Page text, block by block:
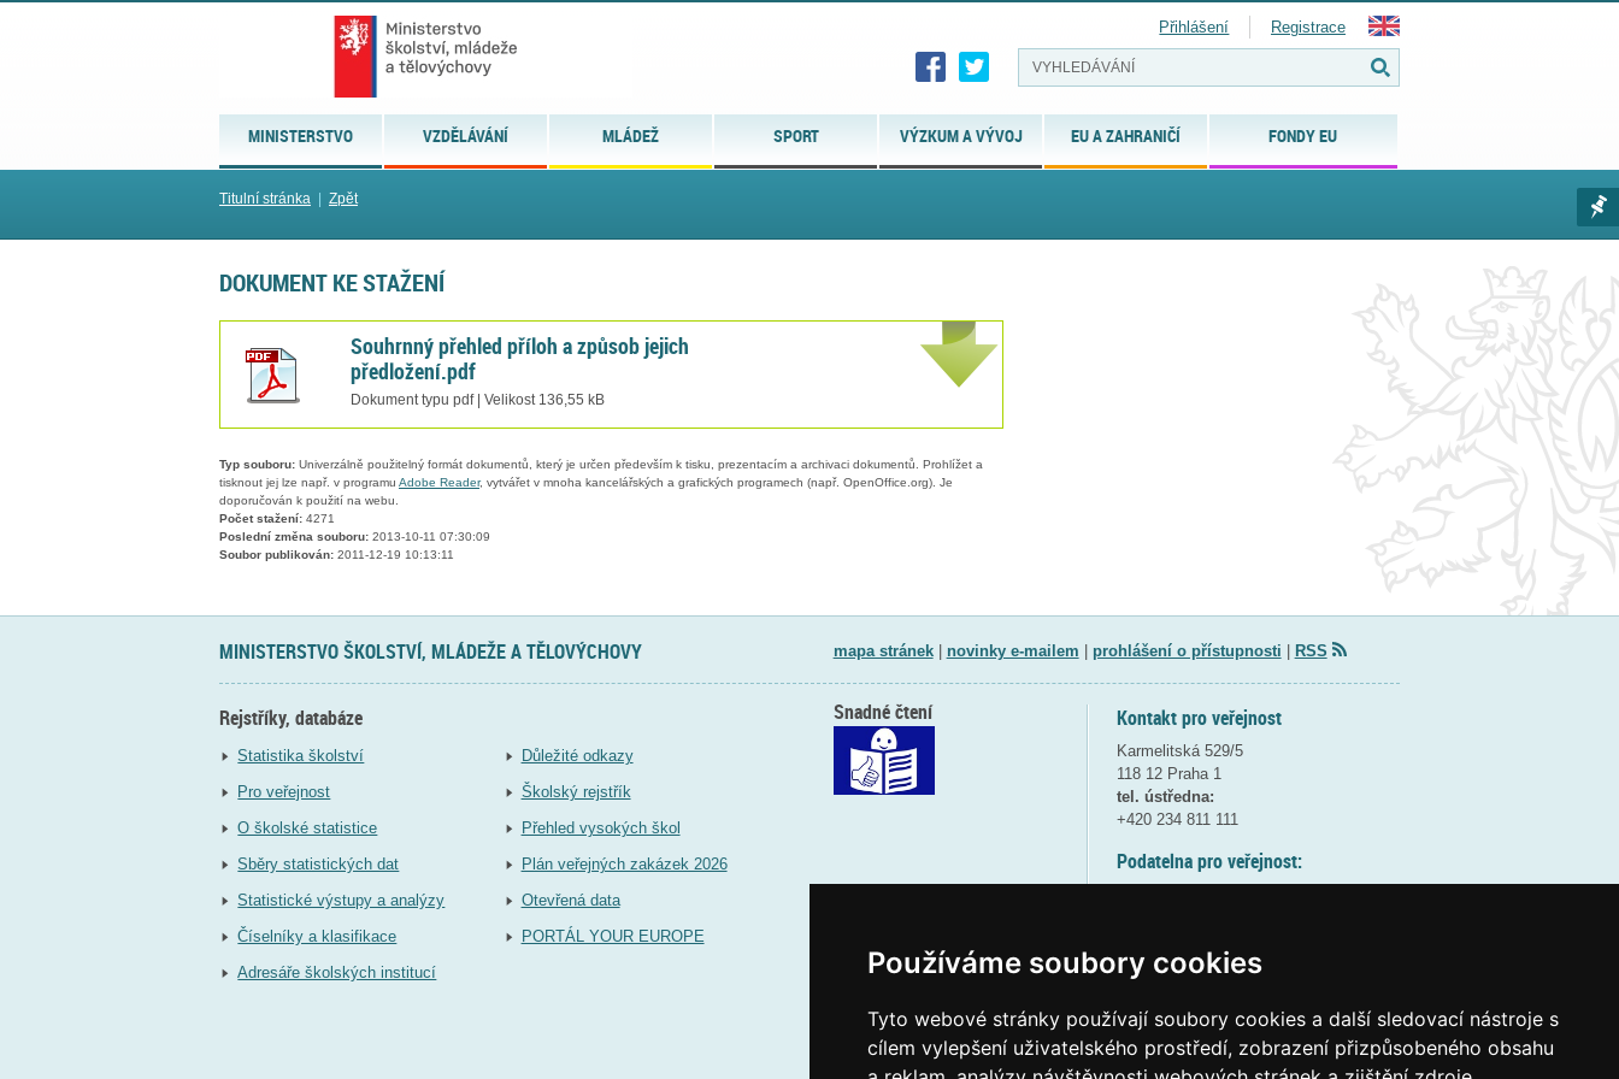
Používáme soubory cookies
Tyto webové stránky používají soubory cookies a další sledovací nástroje s
cílem vylepšení uživatelského prostředí, zobrazení přizpůsobeného obsahu
MINISTERSTVO VZDĚLÁVÁNÍ MLÁDEŽ SPORT VÝZKUM A VÝVOJ EU A ZAHRANIČÍ FONDY EU
Přihlášení Registrace
Titulní stránka Zpět
DOKUMENT KE STAŽENÍ
Souhrnný přehled příloh a způsob jejich
předložení.pdf
Dokument typu pdf | Velikost 136,55 kB
Typ souboru: Univerzálně použitelný formát dokumentů, který je určen především k tisku, prezentacím a archivaci dokumentů. Prohlížet a
tisknout jej lze např. v programu Adobe Reader, vytvářet v mnoha kancelářských a grafických programech (např. OpenOffice.org). Je
doporučován k použití na webu.
Počet stažení: 4271
Poslední změna souboru: 2013-10-11 07:30:09
Soubor publikován: 2011-12-19 10:13:11
MINISTERSTVO ŠKOLSTVÍ, MLÁDEŽE A TĚLOVÝCHOVY mapa stránek| novinky e-mailem prohlášení o přístupnosti RSS
Rejstříky, databáze
Statistika školství
Pro veřejnost
O školské statistice
Sběry statistických dat
Statistické výstupy a analýzy
Číselníky a klasifikace
Adresáře školských institucí
Důležité odkazy
Školský rejstřík
Přehled vysokých škol
Plán veřejných zakázek 2026
Otevřená data
PORTÁL YOUR EUROPE
Kontakt pro veřejnost
Karmelitská 529/5
118 12 Praha 1
tel. ústředna:
+420 234 811 111
Podatelna pro veřejnost:
(více informací
Elektronická podatelna:
Snadné čtení